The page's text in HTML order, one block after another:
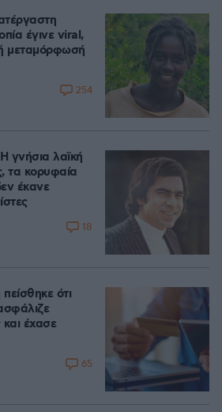
έγινε viral,
μεταμόρφωσή
254
γνήσια λαϊκή
τα κορυφαία
έκανε
18
ότι
έχασε
65